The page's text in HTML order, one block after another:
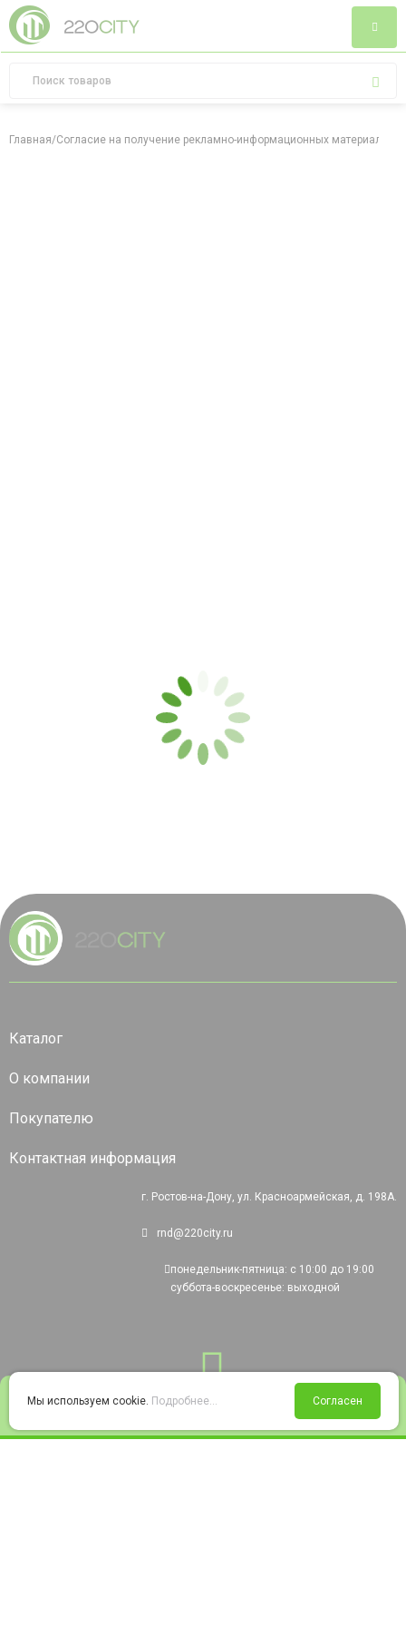
Войти Избранное Корзина
Главная/Согласие на получение рекламно-информационных материалов
Каталог
О компании
Покупателю
Контактная информация
г. Ростов-на-Дону, ул. Красноармейская, д. 198А.
rnd@220city.ru
понедельник-пятница: с 10:00 до 19:00
суббота-воскресенье: выходной
Мы используем cookie. Подробнее... Согласен